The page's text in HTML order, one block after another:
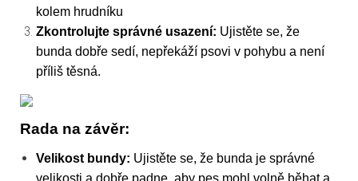
kolem hrudníku
Zkontrolujte správné usazení: Ujistěte se, že
bunda dobře sedí, nepřekáží psovi v pohybu a není
příliš těsná.
Rada na závěr:
Velikost bundy: Ujistěte se, že bunda je správné
velikosti a dobře padne, aby pes mohl volně běhat a